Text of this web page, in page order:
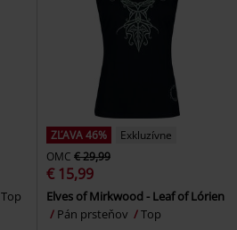
Top
ZĽAVA 46%
Exkluzívne
OMC € 29,99
€ 15,99
Elves of Mirkwood - Leaf of Lórien
Pán prsteňov
Top